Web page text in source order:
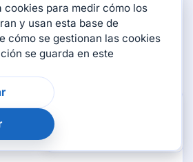
tijd
A2
cookies para medir cómo los
y usan esta base de
cómo se gestionan las cookies
se guarda en este